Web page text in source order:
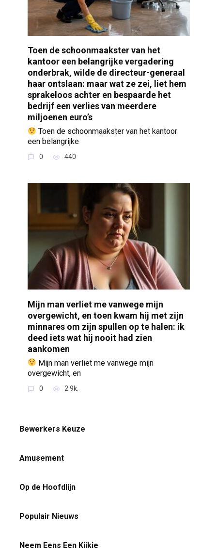
Toen de schoonmaakster van het
kantoor een belangrijke vergadering
onderbrak, wilde de directeur-generaal
haar ontslaan: maar wat ze zei, liet hem
sprakeloos achter en bespaarde het
bedrijf een verlies van meerdere
miljoenen euro’s
Toen de schoonmaakster van het kantoor
een belangrijke
0 440
Mijn man verliet me vanwege mijn
overgewicht, en toen kwam hij met zijn
minnares om zijn spullen op te halen: ik
deed iets wat hij nooit had zien
aankomen
Mijn man verliet me vanwege mijn
overgewicht, en
0 2.9k.
Bewerkers Keuze
Amusement
Op de Hoofdlijn
Populair Nieuws
Neem Eens Een Kijkje